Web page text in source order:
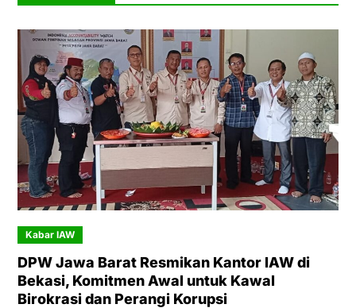
Kabar IAW
DPW Jawa Barat Resmikan Kantor IAW di
Bekasi, Komitmen Awal untuk Kawal
Birokrasi dan Perangi Korupsi